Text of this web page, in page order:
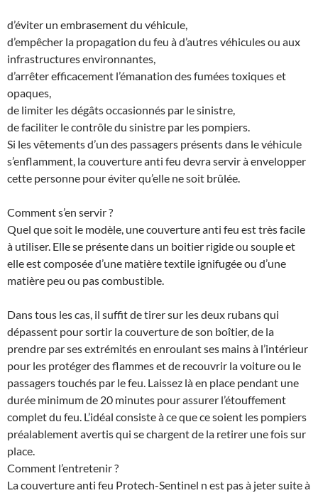
d’éviter un embrasement du véhicule,
d’empêcher la propagation du feu à d’autres véhicules ou aux
infrastructures environnantes,
d’arrêter efficacement l’émanation des fumées toxiques et
opaques,
de limiter les dégâts occasionnés par le sinistre,
de faciliter le contrôle du sinistre par les pompiers.
Si les vêtements d’un des passagers présents dans le véhicule
s’enflamment, la couverture anti feu devra servir à envelopper
cette personne pour éviter qu’elle ne soit brûlée.
Comment s’en servir ?
Quel que soit le modèle, une couverture anti feu est très facile
à utiliser. Elle se présente dans un boitier rigide ou souple et
elle est composée d’une matière textile ignifugée ou d’une
matière peu ou pas combustible.
Dans tous les cas, il suffit de tirer sur les deux rubans qui
dépassent pour sortir la couverture de son boîtier, de la
prendre par ses extrémités en enroulant ses mains à l’intérieur
pour les protéger des flammes et de recouvrir la voiture ou le
passagers touchés par le feu. Laissez là en place pendant une
durée minimum de 20 minutes pour assurer l’étouffement
complet du feu. L’idéal consiste à ce que ce soient les pompiers
préalablement avertis qui se chargent de la retirer une fois sur
place.
Comment l’entretenir ?
La couverture anti feu Protech-Sentinel n est pas à jeter suite à